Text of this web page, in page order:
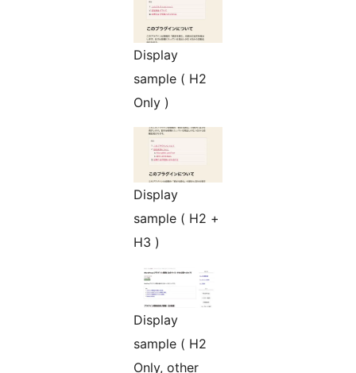
Display
sample ( H2
Only )
Display
sample ( H2 +
H3 )
Display
sample ( H2
Only, other